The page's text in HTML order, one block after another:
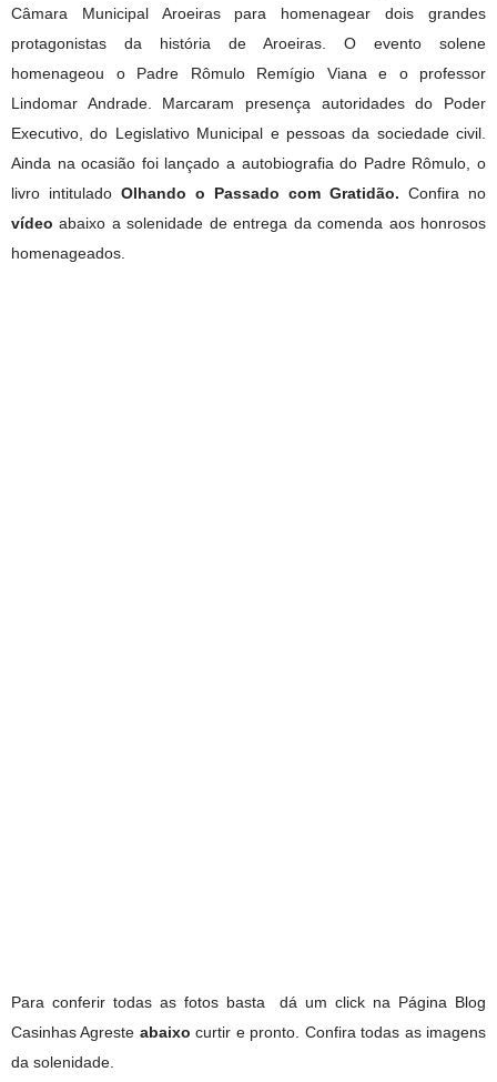
Câmara Municipal Aroeiras para homenagear dois grandes
protagonistas da história de Aroeiras. O evento solene
homenageou o Padre Rômulo Remígio Viana e o professor
Lindomar Andrade. Marcaram presença autoridades do Poder
Executivo, do Legislativo Municipal e pessoas da sociedade civil.
Ainda na ocasião foi lançado a autobiografia do Padre Rômulo, o
livro intitulado Olhando o Passado com Gratidão. Confira no
vídeo abaixo a solenidade de entrega da comenda aos honrosos
homenageados.
Para conferir todas as fotos basta dá um click na Página Blog
Casinhas Agreste abaixo curtir e pronto. Confira todas as imagens
da solenidade.